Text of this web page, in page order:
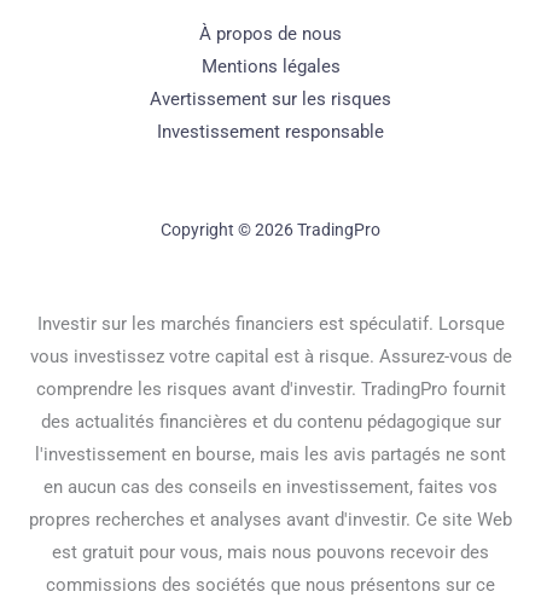
À propos de nous
Mentions légales
Avertissement sur les risques
Investissement responsable
Copyright © 2026 TradingPro
Investir sur les marchés financiers est spéculatif. Lorsque
vous investissez votre capital est à risque. Assurez-vous de
comprendre les risques avant d'investir. TradingPro fournit
des actualités financières et du contenu pédagogique sur
l'investissement en bourse, mais les avis partagés ne sont
en aucun cas des conseils en investissement, faites vos
propres recherches et analyses avant d'investir. Ce site Web
est gratuit pour vous, mais nous pouvons recevoir des
commissions des sociétés que nous présentons sur ce